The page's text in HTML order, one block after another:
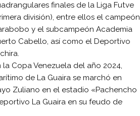
finales de la Liga Futve
división), entre ellos el campeón
y el subcampeón Academia
Cabello, así como el Deportivo
la Copa Venezuela del año 2024,
de La Guaira se marchó en
Zuliano en el estadio «Pachencho
La Guaira en su feudo de